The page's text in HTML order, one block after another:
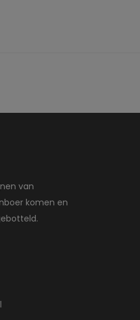
van
komen en